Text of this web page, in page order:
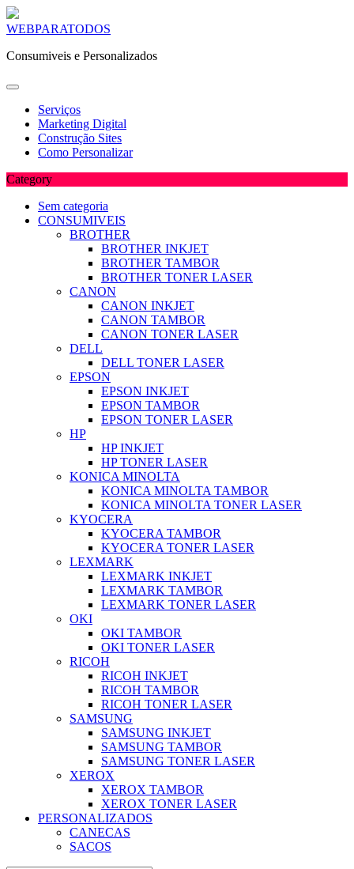
Skip
content
WEBPARATODOS
Consumiveis e Personalizados
Serviços
Marketing Digital
Construção Sites
Como Personalizar
Category
Sem categoria
CONSUMIVEIS
BROTHER
BROTHER INKJET
BROTHER TAMBOR
BROTHER TONER LASER
CANON
CANON INKJET
CANON TAMBOR
CANON TONER LASER
DELL
DELL TONER LASER
EPSON
EPSON INKJET
EPSON TAMBOR
EPSON TONER LASER
HP
HP INKJET
HP TONER LASER
KONICA MINOLTA
KONICA MINOLTA TAMBOR
KONICA MINOLTA TONER LASER
KYOCERA
KYOCERA TAMBOR
KYOCERA TONER LASER
LEXMARK
LEXMARK INKJET
LEXMARK TAMBOR
LEXMARK TONER LASER
OKI
OKI TAMBOR
OKI TONER LASER
RICOH
RICOH INKJET
RICOH TAMBOR
RICOH TONER LASER
SAMSUNG
SAMSUNG INKJET
SAMSUNG TAMBOR
SAMSUNG TONER LASER
XEROX
XEROX TAMBOR
XEROX TONER LASER
PERSONALIZADOS
CANECAS
SACOS